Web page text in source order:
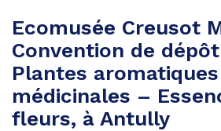
Ecomusée Creusot
Convention de
Plantes
médicinales –
fleurs, à Antully